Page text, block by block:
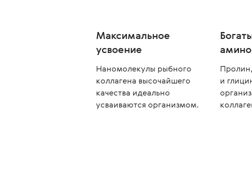
Максимальное
усвоение
Наномолекулы рыбного
коллагена высочайшего
качества идеально
усваиваются организмом.
и